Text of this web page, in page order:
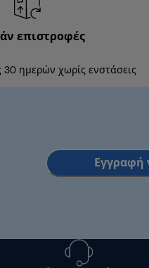
επιστροφές
30 ημερών χωρίς ενστάσεις
Εγγραφή